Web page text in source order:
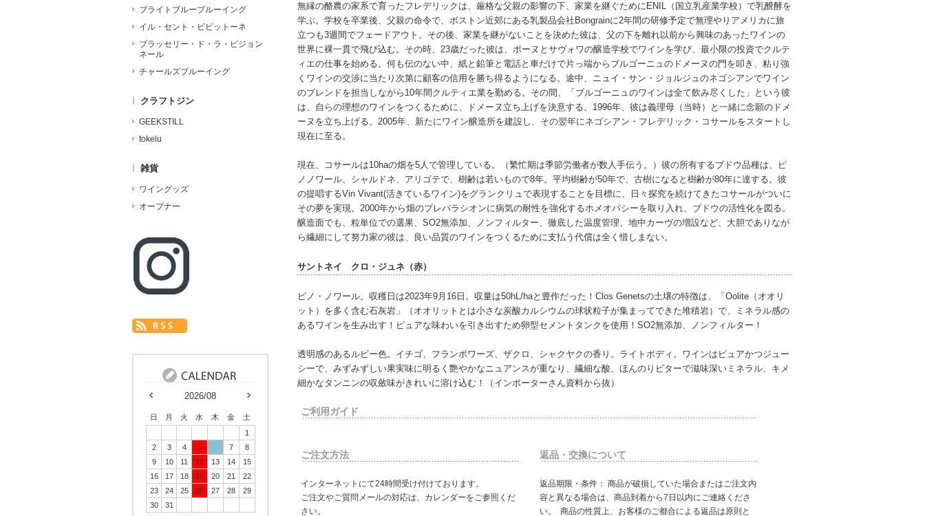
無縁の酪農の家系で育ったフレデリックは、厳格な父親の影響の下、家業を継ぐためにENIL（国立乳産業学校）で乳醗酵を
学ぶ。学校を卒業後、父親の命令で、ボストン近郊にある乳製品会社Bongrainに2年間の研修予定で無理やりアメリカに旅
立つも3週間でフェードアウト。その後、家業を継がないことを決めた彼は、父の下を離れ以前から興味のあったワインの
世界に裸一貫で飛び込む。その時、23歳だった彼は、ボーヌとサヴォワの醸造学校でワインを学び、最小限の投資でクルテ
ィエの仕事を始める。何も伝のない中、紙と鉛筆と電話と車だけで片っ端からブルゴーニュのドメーヌの門を叩き、粘り強
くワインの交渉に当たり次第に顧客の信用を勝ち得るようになる。途中、ニュイ・サン・ジョルジュのネゴシアンでワイン
のブレンドを担当しながら10年間クルティエ業を勤める。その間、「ブルゴーニュのワインは全て飲み尽くした」という彼
は、自らの理想のワインをつくるために、ドメーヌ立ち上げを決意する。1996年、彼は義理母（当時）と一緒に念願のドメ
ーヌを立ち上げる。2005年、新たにワイン醸造所を建設し、その翌年にネゴシアン・フレデリック・コサールをスタートし
現在に至る。
現在、コサールは10haの畑を5人で管理している。（繁忙期は季節労働者が数人手伝う。）彼の所有するブドウ品種は、ピ
ノノワール、シャルドネ、アリゴテで、樹齢は若いもので8年。平均樹齢が50年で、古樹になると樹齢が80年に達する。彼
の提唱するVin Vivant(活きているワイン)をグランクリュで表現することを目標に、日々探究を続けてきたコサールがついに
その夢を実現。2000年から畑のプレパラシオンに病気の耐性を強化するホメオパシーを取り入れ、ブドウの活性化を図る。
醸造面でも、粒単位での選果、SO2無添加、ノンフィルター、徹底した温度管理、地中カーヴの増設など、大胆でありなが
ら繊細にして努力家の彼は、良い品質のワインをつくるために支払う代償は全く惜しまない。
サントネイ クロ・ジュネ（赤）
ピノ・ノワール。収穫日は2023年9月16日。収量は50hL/haと豊作だった！Clos Genetsの土壌の特徴は、「Oolite（オオリ
ット）を多く含む石灰岩」（オオリットとは小さな炭酸カルシウムの球状粒子が集まってできた堆積岩）で、ミネラル感の
あるワインを生み出す！ピュアな味わいを引き出すため卵型セメントタンクを使用！SO2無添加、ノンフィルター！
透明感のあるルビー色。イチゴ、フランボワーズ、ザクロ、シャクヤクの香り。ライトボディ。ワインはピュアかつジュー
シーで、みずみずしい果実味に明るく艶やかなニュアンスが重なり、繊細な酸、ほんのりビターで滋味深いミネラル、キメ
細かなタンニンの収斂味がきれいに溶け込む！（インポーターさん資料から抜）
ご利用ガイド
ご注文方法
インターネットにて24時間受け付けております。
ご注文やご質問メールの対応は、カレンダーをご参照くだ
さい。
返品・交換について
返品期限・条件： 商品が破損していた場合またはご注文内
容と異なる場合は、商品到着から7日以内にご連絡くださ
い。 商品の性質上、お客様のご都合による返品は原則と
ブライトブルーブルーイング
イル・セント・ビビットーネ
ブラッセリー・ド・ラ・ピジョン
ネール
チャールズブルーイング
クラフトジン
GEEKSTILL
tokelu
雑貨
ワイングッズ
オープナー
2026/08
日 月 火 水 木 金
土
1
2
3 4 5 6 7
8
9
10 11 12 13 14
15
16
17 18 19 20 21
22
23
24 25 26 27 28
29
30
31